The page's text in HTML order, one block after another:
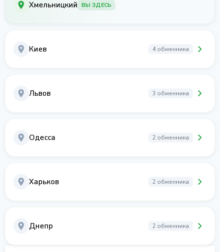
Хмельницкий ВЫ ЗДЕСЬ
Киев 4 обменника
Львов 3 обменника
Одесса 2 обменника
Харьков 2 обменника
Днепр 2 обменника